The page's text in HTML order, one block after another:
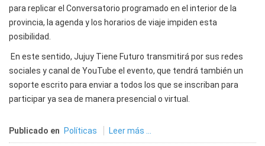
para replicar el Conversatorio programado en el interior de la
provincia, la agenda y los horarios de viaje impiden esta
posibilidad.
En este sentido, Jujuy Tiene Futuro transmitirá por sus redes
sociales y canal de YouTube el evento, que tendrá también un
soporte escrito para enviar a todos los que se inscriban para
participar ya sea de manera presencial o virtual.
Publicado en Políticas Leer más ...